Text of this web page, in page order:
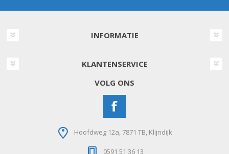
INFORMATIE
KLANTENSERVICE
VOLG ONS
Hoofdweg 12a, 7871 TB, Klijndijk
0591 51 36 13